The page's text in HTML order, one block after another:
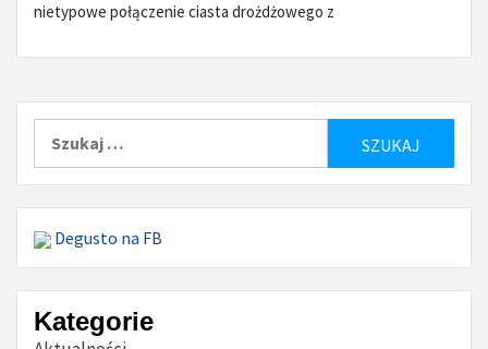
nietypowe połączenie ciasta drożdżowego z
Degusto na FB
Kategorie